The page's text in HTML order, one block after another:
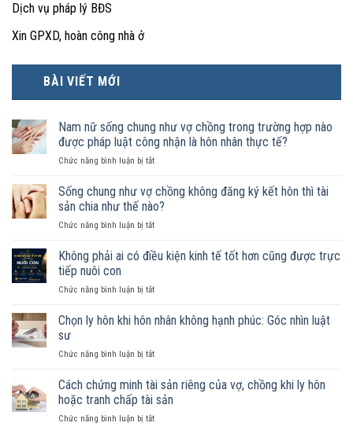
Dịch vụ pháp lý BĐS
Xin GPXD, hoàn công nhà ở
BÀI VIẾT MỚI
Nam nữ sống chung như vợ chồng trong trường hợp nào
được pháp luật công nhận là hôn nhân thực tế?
Chức năng bình luận bị tắtở
nữ
sống
chung
như
chồng
hợp
được
công
là
hôn
Sống chung như vợ chồng không đăng ký kết hôn thì tài
sản chia như thế nào?
Chức năng bình luận bị tắtở
chung
chồng
đăng
hôn
tài
sản
như
Không phải ai có điều kiện kinh tế tốt hơn cũng được trực
tiếp nuôi con
Chức năng bình luận bị tắtở
phải
điều
kinh
tế
hơn
Chọn ly hôn khi hôn nhân không hạnh phúc: Góc nhìn luật
sư
Chức năng bình luận bị tắtở
ly
hôn
khi
hôn
Cách chứng minh tài sản riêng của vợ, chồng khi ly hôn
hoặc tranh chấp tài sản
Chức năng bình luận bị tắtở